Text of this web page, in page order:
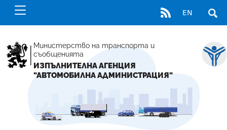
RSS EN
Министерство на транспорта и
съобщенията
ИЗПЪЛНИТЕЛНА АГЕНЦИЯ
"АВТОМОБИЛНА АДМИНИСТРАЦИЯ"